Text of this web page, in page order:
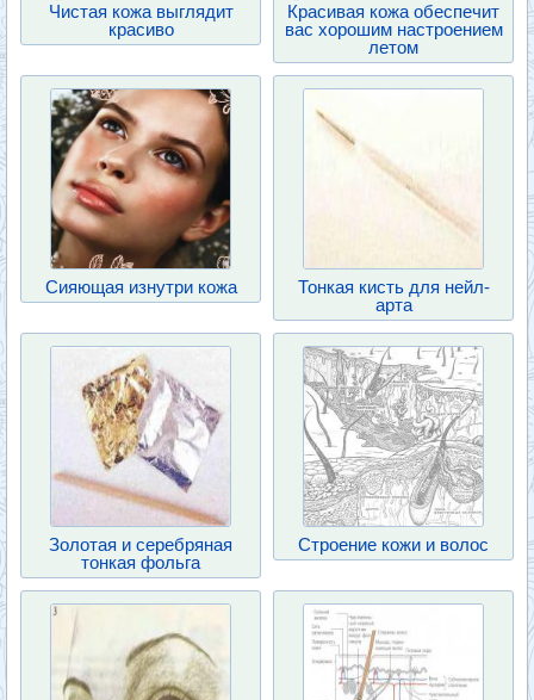
Чистая кожа выглядит
красиво
Красивая кожа обеспечит
вас хорошим настроением
летом
Сияющая изнутри кожа
Тонкая кисть для нейл-
арта
Золотая и серебряная
тонкая фольга
Строение кожи и волос